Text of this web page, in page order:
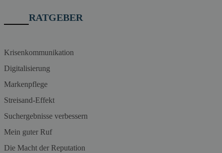
RATGEBER
Krisenkommunikation
Digitalisierung
Markenpflege
Streisand-Effekt
Suchergebnisse verbessern
Mein guter Ruf
Die Macht der Reputation